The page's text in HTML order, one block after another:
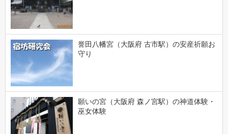
誉田八幡宮（大阪府 古市駅）の安産祈願お
守り
願いの宮（大阪府 森ノ宮駅）の神道体験・
巫女体験